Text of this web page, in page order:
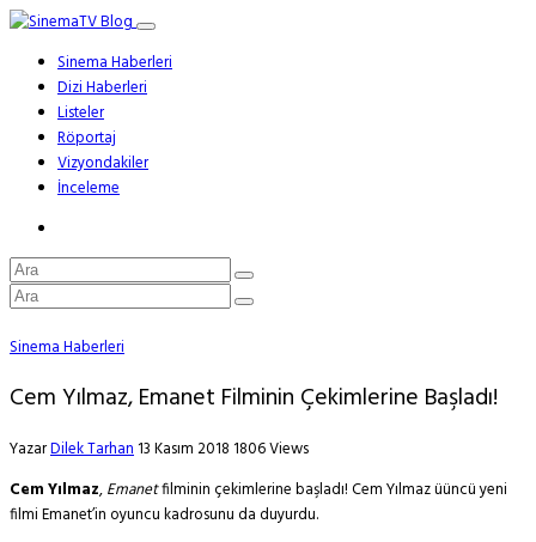
Sinema Haberleri
Dizi Haberleri
Listeler
Röportaj
Vizyondakiler
İnceleme
Sinema Haberleri
Cem Yılmaz, Emanet Filminin Çekimlerine Başladı!
YazarDilek Tarhan13 Kasım 2018 1806 Views
Cem Yılmaz,Emanetfilminin çekimlerine başladı! Cem Yılmaz üüncü yeni
filmi Emanet’in oyuncu kadrosunu da duyurdu.